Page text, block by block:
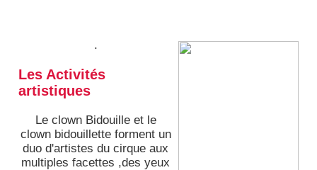
.
Les Activités
artistiques
Le clown Bidouille et le
clown bidouillette forment un
duo d'artistes du cirque aux
multiples facettes ,des yeux